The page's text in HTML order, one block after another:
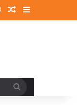
Log InRandom Article
Sidebar